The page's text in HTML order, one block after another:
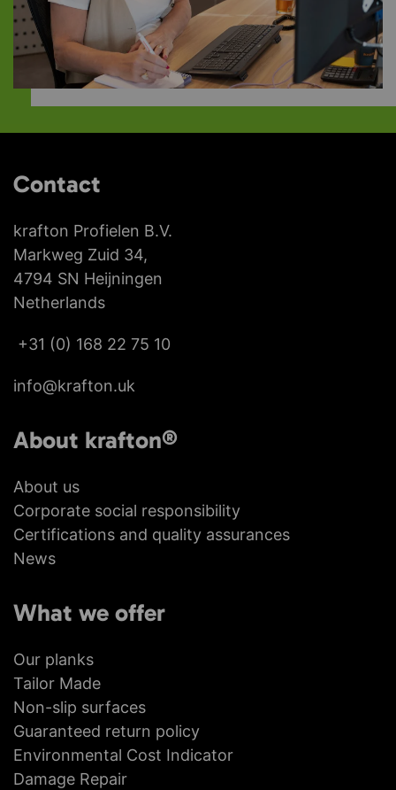
Contact
krafton Profielen B.V.
Markweg Zuid 34,
4794 SN Heijningen
Netherlands
+31 (0) 168 22 75 10
info@krafton.uk
About krafton®
About us
Corporate social responsibility
Certifications and quality assurances
News
What we offer
Our planks
Tailor Made
Non-slip surfaces
Guaranteed return policy
Environmental Cost Indicator
Damage Repair